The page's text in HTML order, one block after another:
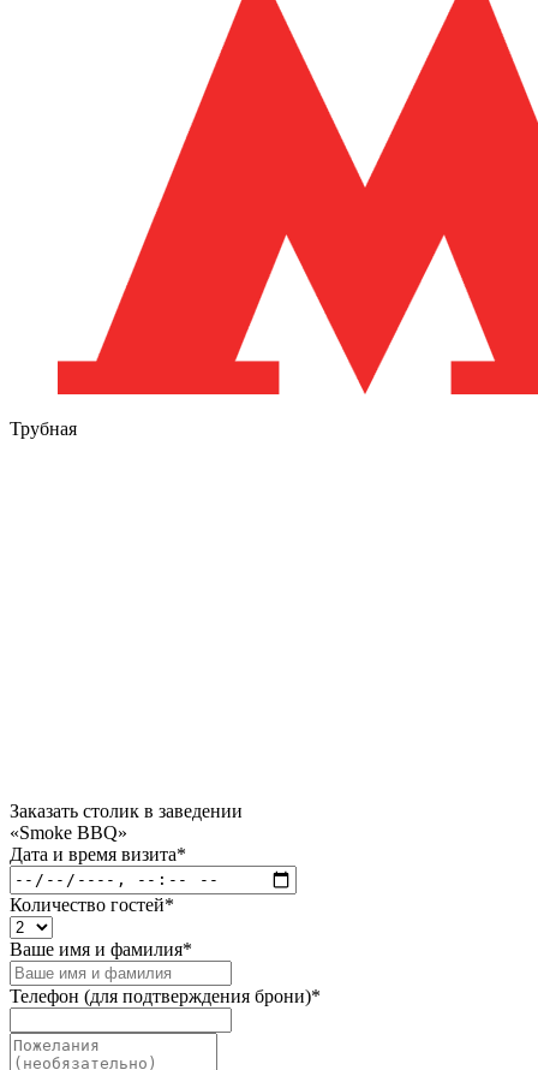
Трубная
Заказать столик в заведении
«Smoke BBQ»
Дата и время визита*
Количество гостей*
Ваше имя и фамилия*
Телефон (для подтверждения брони)*